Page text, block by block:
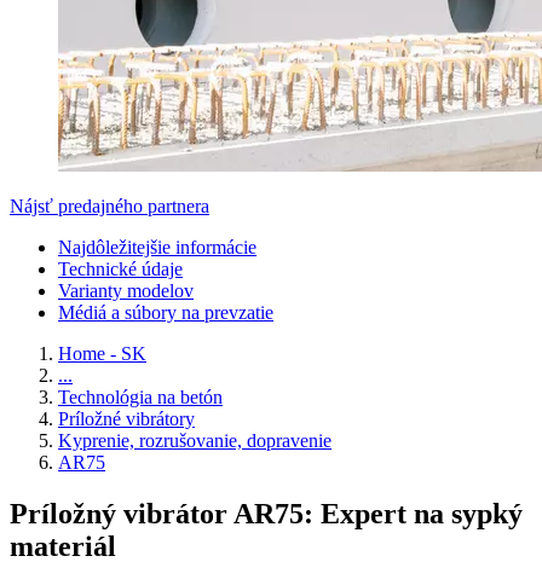
Nájsť predajného partnera
Najdôležitejšie informácie
Technické údaje
Varianty modelov
Médiá a súbory na prevzatie
Home - SK
...
Technológia na betón
Príložné vibrátory
Kyprenie, rozrušovanie, dopravenie
AR75
Príložný vibrátor AR75: Expert na sypký
materiál